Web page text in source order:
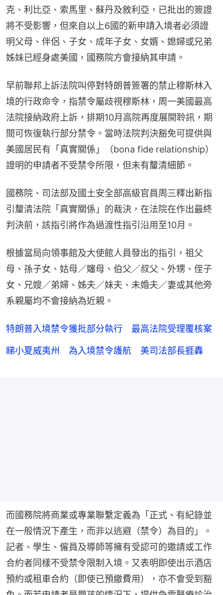
克、利比亞、索馬里、蘇丹及敘利亞，已批出的簽證
將不受影響，但來自以上6國的新申請入境者必須證
明父母、伴侶、子女、成年子女、女婿、媳婦或兄弟
姊妹已經身處美國，國務院方會接納其申請。
早前聯邦上訴法院叫停對特朗普簽署的禁止穆斯林入
境的行政命令，指禁令屬歧視穆斯林，周一美國最高
法院接納政府上訴，排期10月高院再度展開聆訊，期
間可恢復執行部分禁令。當時法院判決豁免可提供與
美國居民有「真實關係」（bona fide relationship）
證明的申請者不受禁令所限，但未有釐清細節。
國務院、司法部及國土安全部高級官員周三釋出新指
引釐清法院「真實關係」的裁決，在法院在作出最終
判決前，該指引將作為過渡性指引沿用至10月。
根據當局向領事館及大使館人員發出的指引，祖父
母、孫子女、姑母／嬸母、伯父／叔父、外甥、侄子
女、兄嫂／弟婦、姊夫／妹夫、未婚夫／妻或其他旁
系親屬均不會接納為近親。
特朗普入境禁令獲批部分執行 最高法院受理覆核案
睇小夏威夷州 為入境禁令護航 美司法部長捱轟
而國務院將商業或專業聯繫定義為「正式、有紀錄並
在一般情況下產生，而非以逃避（禁令）為目的」。
記者、學生、僱員及導師等擁有受認可的邀請或工作
合約者同樣不受禁令限制入境。又表明即使出示酒店
預約或租車合約（即使已預繳費用），亦不會受到豁